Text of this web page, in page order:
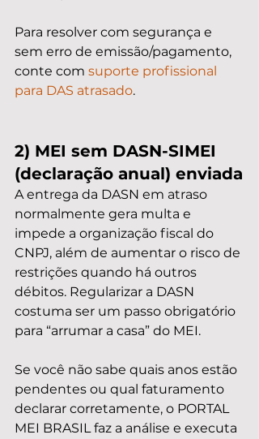
Para resolver com segurança e
sem erro de emissão/pagamento,
conte com suporte profissional
para DAS atrasado.
2) MEI sem DASN-SIMEI
(declaração anual) enviada
A entrega da DASN em atraso
normalmente gera multa e
impede a organização fiscal do
CNPJ, além de aumentar o risco de
restrições quando há outros
débitos. Regularizar a DASN
costuma ser um passo obrigatório
para “arrumar a casa” do MEI.
Se você não sabe quais anos estão
pendentes ou qual faturamento
declarar corretamente, o PORTAL
MEI BRASIL faz a análise e executa